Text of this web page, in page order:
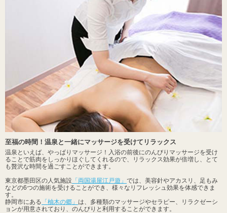
至福の時間！温泉と一緒にマッサージを受けてリラックス
温泉といえば、やっぱりマッサージ！入浴の前後にのんびりマッサージを受け
ることで筋肉をしっかりほぐしてくれるので、リラックス効果が倍増し、とて
も贅沢な時間を過ごすことができます。
東京都墨田区の人気施設 「両国湯屋江戸遊」 では、美容針やアカスリ、足もみ
などの6つの施術を受けることができ、様々なリフレッシュ効果を体感できま
す。
静岡市にある 「柚木の郷」 は、多種類のマッサージやセラピー、リラクゼーシ
ョンが用意されており、のんびりと利用することができます。